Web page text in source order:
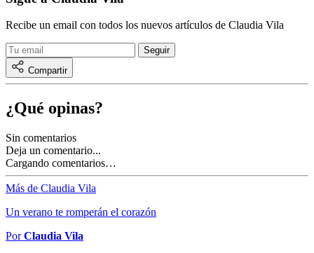
Recibe un email con todos los nuevos artículos de Claudia Vila
Compartir
¿Qué opinas?
Sin comentarios
Deja un comentario...
Cargando comentarios…
Más de Claudia Vila
Un verano te romperán el corazón
PorClaudia Vila